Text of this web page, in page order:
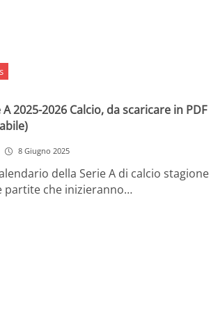
2025-2026 Calcio, da scaricare in PDF
8 Giugno 2025
della Serie A di calcio stagione
partite che inizieranno…